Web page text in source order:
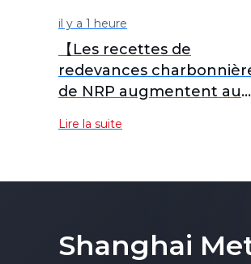
il y a 1 heure
【Les recettes de
redevances
de NRP augmentent au
que les bas prix du gaz et
Lire la suite
Shanghai